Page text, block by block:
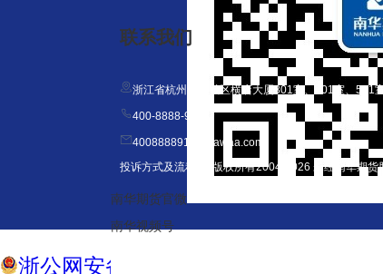
南华期货官微
南华视频号
联系我们
浙江省杭州市上城区横店大厦301室、401室、
400-8888-910
4008888910@nawaa.com
投诉方式及流程
｜ 版权所有2004-2026 未经南华期货
浙公网安备 33010202000523号